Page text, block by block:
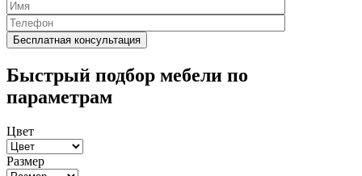
Быстрый подбор мебели по
параметрам
Цвет
Размер